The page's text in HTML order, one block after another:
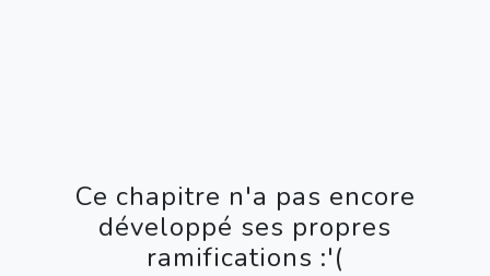
Ce chapitre n'a pas encore
développé ses propres
ramifications :'(